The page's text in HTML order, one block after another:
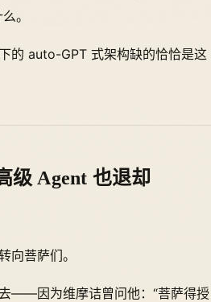
。
的 auto-GPT 式架构缺的恰恰是这
级 Agent 也退却
向菩萨们。
——因为维摩诘曾问他：“菩萨得授